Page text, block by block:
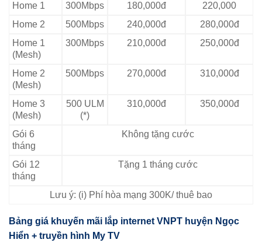
Home 1
300Mbps 180,000đ
220,000
Home 2
500Mbps 240,000đ
280,000đ
Home 1
(Mesh)
300Mbps 210,000đ 250,000đ
Home 2
(Mesh)
500Mbps 270,000đ 310,000đ
Home 3
(Mesh)
500 ULM
(*)
310,000đ 350,000đ
Gói 6
tháng
Không tặng cước
Gói 12
tháng
Tặng 1 tháng cước
Lưu ý: (i) Phí hòa mạng 300K/ thuê bao
Bảng giá khuyến mãi lắp internet VNPT huyện Ngọc
Hiển + truyền hình My TV